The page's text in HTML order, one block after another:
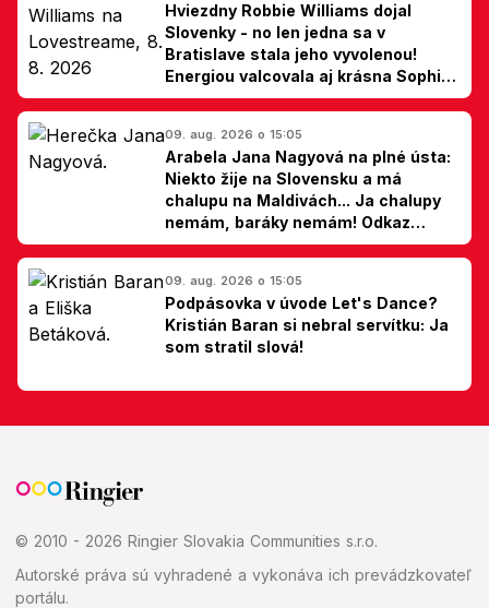
Hviezdny Robbie Williams dojal
Slovenky - no len jedna sa v
Bratislave stala jeho vyvolenou!
Energiou valcovala aj krásna Sophie
Ellis-Bextor (foto)
09. aug. 2026 o 15:05
Arabela Jana Nagyová na plné ústa:
Niekto žije na Slovensku a má
chalupu na Maldivách... Ja chalupy
nemám, baráky nemám! Odkaz
Slovákom
09. aug. 2026 o 15:05
Podpásovka v úvode Let's Dance?
Kristián Baran si nebral servítku: Ja
som stratil slová!
© 2010 - 2026 Ringier Slovakia Communities s.r.o.
Autorské práva sú vyhradené a vykonáva ich prevádzkovateľ
portálu.